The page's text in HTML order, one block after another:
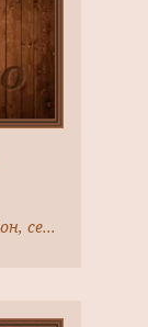
Московская область, Рузский район, село Никольское